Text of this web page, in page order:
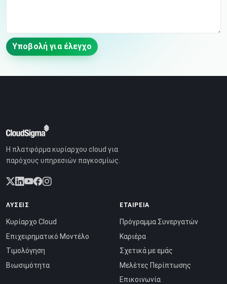
Υποβολή για έλεγχο
Η πλατφόρμα κυρίαρχου cloud για
παρόχους υπηρεσιών παγκοσμίως.
ΛΎΣΕΙΣ
Κυρίαρχο Cloud
Επιχειρηματικό Μοντέλο
Τιμολόγηση
Βιωσιμότητα
ΕΤΑΙΡΕΊΑ
Πρόγραμμα Συνεργατών
Καριέρα
Σχετικά με εμάς
Μελέτες Περίπτωσης
Επικοινωνία